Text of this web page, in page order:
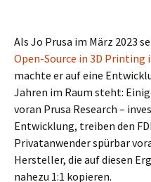
Als Jo Prusa im März 2023
Open-Source in 3D Printing
machte er auf eine
Jahren im Raum steht:
voran Prusa Research –
Entwicklung, treiben den
Privatanwender spürbar
Hersteller, die auf diesen
nahezu 1:1 kopieren.